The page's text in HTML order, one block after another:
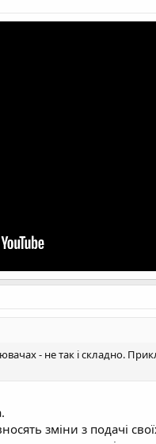
- не так і складно.
зміни з подачі